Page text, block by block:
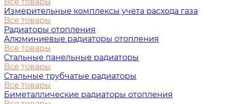
Измерительные комплексы учета расхода газа
Все товары
Радиаторы отопления
Алюминиевые радиаторы отопления
Все товары
Стальные панельные радиаторы
Все товары
Стальные трубчатые радиаторы
Все товары
Биметаллические радиаторы отопления